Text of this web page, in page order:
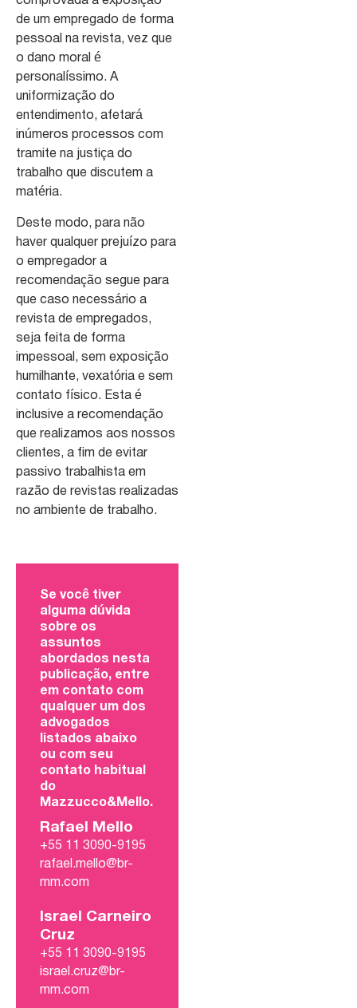
de um empregado de forma
pessoal na revista, vez que
o dano moral é
personalíssimo. A
uniformização do
entendimento, afetará
inúmeros processos com
tramite na justiça do
trabalho que discutem a
matéria.
Deste modo, para não
haver qualquer prejuízo para
o empregador a
recomendação segue para
que caso necessário a
revista de empregados,
seja feita de forma
impessoal, sem exposição
humilhante, vexatória e sem
contato físico. Esta é
inclusive a recomendação
que realizamos aos nossos
clientes, a fim de evitar
passivo trabalhista em
razão de revistas realizadas
no ambiente de trabalho.
Se você tiver
alguma dúvida
sobre os
assuntos
abordados nesta
publicação, entre
em contato com
qualquer um dos
advogados
listados abaixo
ou com seu
contato habitual
do
Mazzucco&Mello.
Rafael Mello
+55 11 3090-9195
rafael.mello@br-
mm.com
Israel Carneiro
Cruz
+55 11 3090-9195
israel.cruz@br-
mm.com